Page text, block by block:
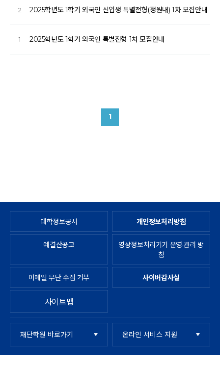
2 2025학년도 1학기 외국인 신입생 특별전형(정원내) 1차 모집안내
1 2025학년도 1학기 외국인 특별전형 1차 모집안내
1
대학정보공시 개인정보처리방침
예결산공고
영상정보처리기기 운영·관리 방
침
이메일 무단 수집 거부 사이버감사실
사이트맵
재단학원 바로가기 온라인 서비스 지원